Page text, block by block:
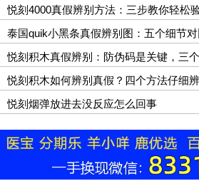
悦刻4000真假辨别方法：三步教你轻松
泰国quik小黑条真假辨别图：五个细节对
悦刻积木真假辨别：防伪码是关键，三
悦刻积木如何辨别真假？四个方法仔细辨
悦刻烟弹放进去没反应怎么回事